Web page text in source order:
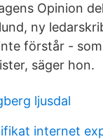
Opinion
ny
förstår -
säger hon.
ljusdal
internet